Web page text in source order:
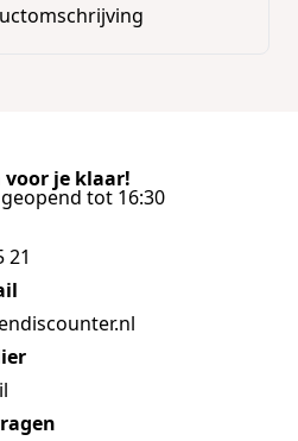
voor je klaar!
tot 16:30
21